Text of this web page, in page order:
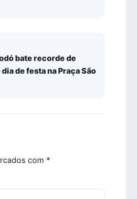
bate recorde de
de festa na Praça São
com *